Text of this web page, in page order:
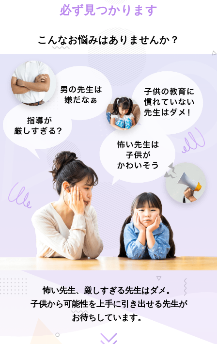
必ず見つかります
こんなお悩みはありませんか？
怖い先生、厳しすぎる先生はダメ。
子供から可能性を上手に引き出せる先生が
お待ちしています。